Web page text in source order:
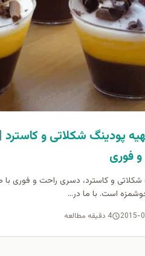
پودینگ شکلاتی و
فوری
شکلاتی و کاسترد، دسری راحت و فوری با
است. با ما در...
2015- 4 دقیقه مطالعه